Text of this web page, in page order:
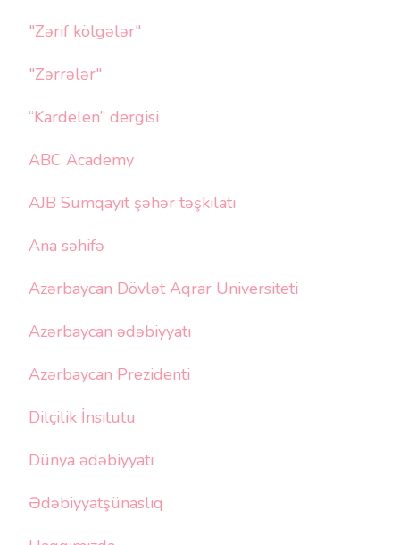
"Zərif kölgələr"
"Zərrələr"
“Kardelen” dergisi
ABC Academy
AJB Sumqayıt şəhər təşkilatı
Ana səhifə
Azərbaycan Dövlət Aqrar Universiteti
Azərbaycan ədəbiyyatı
Azərbaycan Prezidenti
Dilçilik İnsitutu
Dünya ədəbiyyatı
Ədəbiyyatşünaslıq